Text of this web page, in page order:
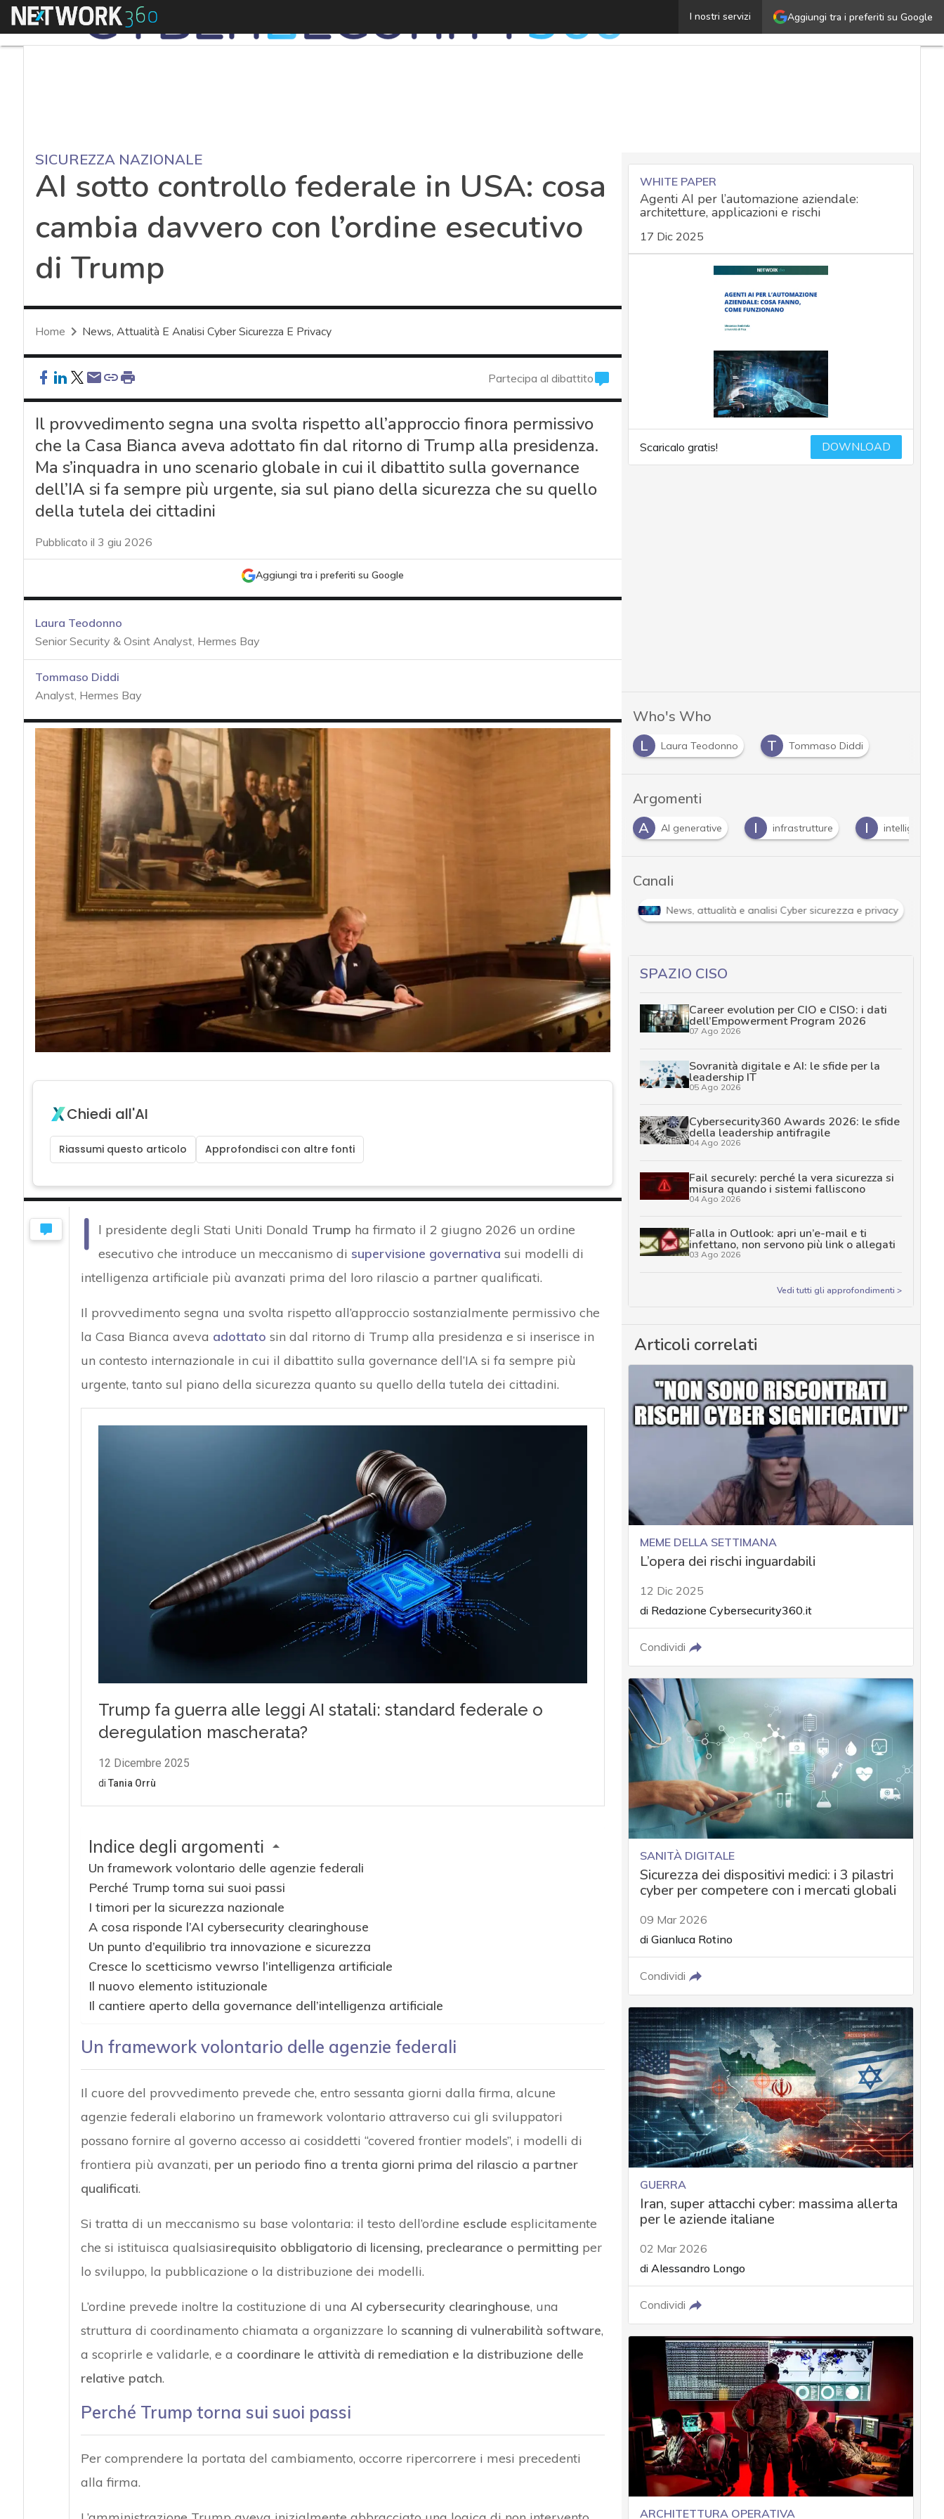
Aggiungi tra i preferiti su Google
I nostri servizi
Menu AI sotto controllo federale in USA: cosa cambia
SICUREZZA NAZIONALE
AI sotto controllo federale in USA: cosa
cambia davvero con l’ordine esecutivo
di Trump
Home News, Attualità E Analisi Cyber Sicurezza E Privacy
Partecipa al dibattito
Il provvedimento segna una svolta rispetto all’approccio finora permissivo
che la Casa Bianca aveva adottato fin dal ritorno di Trump alla presidenza.
Ma s’inquadra in uno scenario globale in cui il dibattito sulla governance
dell’IA si fa sempre più urgente, sia sul piano della sicurezza che su quello
della tutela dei cittadini
Pubblicato il 3 giu 2026
Aggiungi tra i preferiti su Google
Laura Teodonno
Senior Security & Osint Analyst, Hermes Bay
Tommaso Diddi
Analyst, Hermes Bay
Chiedi all'AI
Riassumi questo articolo Approfondisci con altre fonti
I l presidente degli Stati Uniti Donald Trump ha firmato il 2 giugno 2026 un ordine
esecutivo che introduce un meccanismo di supervisione governativa sui modelli di
intelligenza artificiale più avanzati prima del loro rilascio a partner qualificati.
Il provvedimento segna una svolta rispetto all’approccio sostanzialmente permissivo che
la Casa Bianca aveva adottato sin dal ritorno di Trump alla presidenza e si inserisce in
un contesto internazionale in cui il dibattito sulla governance dell’IA si fa sempre più
urgente, tanto sul piano della sicurezza quanto su quello della tutela dei cittadini.
Indice degli argomenti
Un framework volontario delle agenzie federali
Perché Trump torna sui suoi passi
I timori per la sicurezza nazionale
A cosa risponde l’AI cybersecurity clearinghouse
Un punto d’equilibrio tra innovazione e sicurezza
Cresce lo scetticismo vewrso l’intelligenza artificiale
Il nuovo elemento istituzionale
Il cantiere aperto della governance dell’intelligenza artificiale
Un framework volontario delle agenzie federali
Il cuore del provvedimento prevede che, entro sessanta giorni dalla firma, alcune
agenzie federali elaborino un framework volontario attraverso cui gli sviluppatori
possano fornire al governo accesso ai cosiddetti “covered frontier models”, i modelli di
frontiera più avanzati, per un periodo fino a trenta giorni prima del rilascio a partner
qualificati.
Si tratta di un meccanismo su base volontaria: il testo dell’ordine esclude esplicitamente
che si istituisca qualsiasirequisito obbligatorio di licensing, preclearance o permitting per
lo sviluppo, la pubblicazione o la distribuzione dei modelli.
L’ordine prevede inoltre la costituzione di una AI cybersecurity clearinghouse, una
struttura di coordinamento chiamata a organizzare lo scanning di vulnerabilità software,
a scoprirle e validarle, e a coordinare le attività di remediation e la distribuzione delle
relative patch.
Perché Trump torna sui suoi passi
Per comprendere la portata del cambiamento, occorre ripercorrere i mesi precedenti
alla firma.
WHITE PAPER
Agenti AI per l’automazione aziendale:
architetture, applicazioni e rischi
17 Dic 2025
Scaricalo gratis! DOWNLOAD
Who's Who
L
Laura Teodonno T Tommaso Diddi
Argomenti
I infrastrutture I intelligenza arficiale I
Canali
Cybersecurity nazionale News, attualità e analisi
SPAZIO CISO
Career evolution per CIO e CISO: i dati
dell’Empowerment Program 2026
07 Ago 2026
Sovranità digitale e AI: le sfide per la
leadership IT
05 Ago 2026
Cybersecurity360 Awards 2026: le sfide
della leadership antifragile
04 Ago 2026
Fail securely: perché la vera sicurezza si
misura quando i sistemi falliscono
04 Ago 2026
Falla in Outlook: apri un’e-mail e ti
infettano, non servono più link o allegati
03 Ago 2026
Vedi tutti gli approfondimenti >
Articoli correlati
MEME DELLA SETTIMANA
L’opera dei rischi inguardabili
12 Dic 2025
di Redazione Cybersecurity360.it
Condividi
SANITÀ DIGITALE
Sicurezza dei dispositivi medici: i 3 pilastri
cyber per competere con i mercati globali
09 Mar 2026
di Gianluca Rotino
Condividi
GUERRA
Iran, super attacchi cyber: massima allerta
per le aziende italiane
02 Mar 2026
di Alessandro Longo
Condividi
ARCHITETTURA OPERATIVA